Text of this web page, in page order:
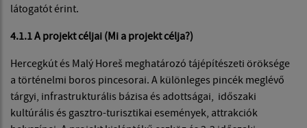
látogatót érint.
4.1.1 A projekt céljai (Mi a projekt célja?)
Hercegkút és Malý Horeš meghatározó tájépítészeti öröksége
a történelmi boros pincesorai. A különleges pincék meglévő
tárgyi, infrastrukturális bázisa és adottságai, időszaki
kultúrális és gasztro-turisztikai események, attrakciók